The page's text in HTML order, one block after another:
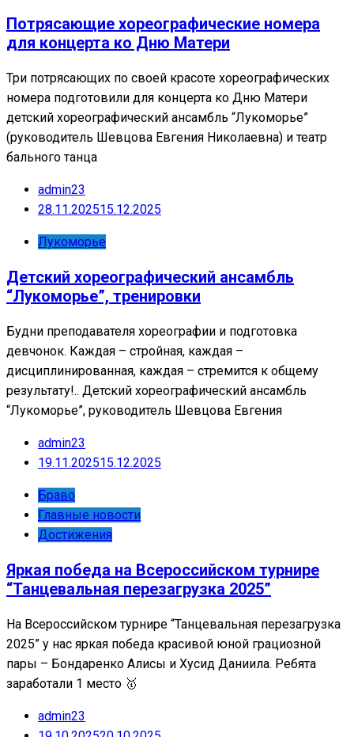
Потрясающие хореографические номера
для концерта ко Дню Матери
Три потрясающих по своей красоте хореографических
номера подготовили для концерта ко Дню Матери
детский хореографический ансамбль “Лукоморье”
(руководитель Шевцова Евгения Николаевна) и театр
бального танца
admin23
28.11.202515.12.2025
Лукоморье
Детский хореографический ансамбль
“Лукоморье”, тренировки
Будни преподавателя хореографии и подготовка
девчонок. Каждая – стройная, каждая –
дисциплинированная, каждая – стремится к общему
результату!.. Детский хореографический ансамбль
“Лукоморье”, руководитель Шевцова Евгения
admin23
19.11.202515.12.2025
Браво
Главные новости
Достижения
Яркая победа на Всероссийском турнире
“Танцевальная перезагрузка 2025”
На Всероссийском турнире “Танцевальная перезагрузка
2025” у нас яркая победа красивой юной грациозной
пары – Бондаренко Алисы и Хусид Даниила. Ребята
заработали 1 место 🥇
admin23